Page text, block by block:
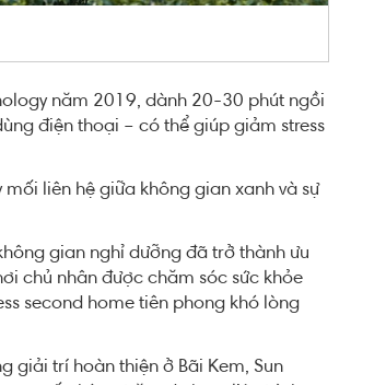
năm 2019, dành 20-30 phút ngồi
điện thoại – có thể giúp giảm stress
liên hệ giữa không gian xanh và sự
gian nghỉ dưỡng đã trở thành ưu
chủ nhân được chăm sóc sức khỏe
second home tiên phong khó lòng
giải trí hoàn thiện ở Bãi Kem, Sun